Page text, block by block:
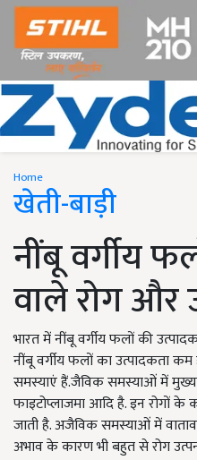
Home
खेती-बाड़ी
नींबू वर्गीय
वाले रोग और
भारत में नींबू वर्गीय फलों की
नींबू वर्गीय फलों का उत्पादकता
समस्याएं हैं.जैविक समस्याओं में
फाइटोप्लाजमा आदि है. इन रोगों
जाती है. अजैविक समस्याओं में
अभाव के कारण भी बहुत से रोग